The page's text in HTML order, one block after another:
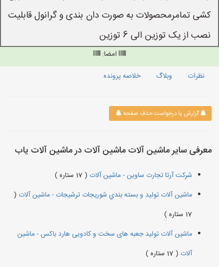
کشی تمامرمحصولات به صورت دان بندی و گرانول قابلیت
نصب از یک توزین الی 6 توزین
امضا:
نظرات
وبلاگ خلاصه پرونده
گزارش یا درخواست حذف صفحه
معرفی سایر ماشین آلات ماشین آلات در ماشین آلات یاب
شرکت آرتا تجارت ساوین - ماشین آلات ( 17 ستاره )
ماشین آلات توليد و بسته بندي شوريجات ترشيجات - ماشین آلات (
17 ستاره )
ماشین آلات تولید جعبه های سخت و کادویی هارد باکس - ماشین
آلات ( 17 ستاره )